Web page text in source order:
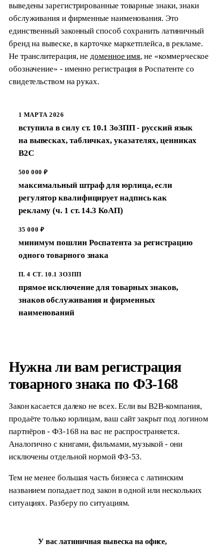
выведены зарегистрированные товарные знаки, знаки
обслуживания и фирменные наименования. Это
единственный законный способ сохранить латиничный
бренд на вывеске, в карточке маркетплейса, в рекламе.
Не транслитерация, не доменное имя, не «коммерческое
обозначение» - именно регистрация в Роспатенте со
свидетельством на руках.
1 МАРТА 2026
вступила в силу ст. 10.1 ЗоЗПП - русский язык
на вывесках, табличках, указателях, ценниках
B2C
500 000 ₽
максимальный штраф для юрлица, если
регулятор квалифицирует надпись как
рекламу (ч. 1 ст. 14.3 КоАП)
35 000 ₽
минимум пошлин Роспатента за регистрацию
одного товарного знака
П. 4 СТ. 10.1 ЗОЗПП
прямое исключение для товарных знаков,
знаков обслуживания и фирменных
наименований
Нужна ли вам регистрация
товарного знака по ФЗ-168
Закон касается далеко не всех. Если вы B2B-компания,
продаёте только юрлицам, ваш сайт закрыт под логином
партнёров - ФЗ-168 на вас не распространяется.
Аналогично с книгами, фильмами, музыкой - они
исключены отдельной нормой ФЗ-53.
Тем не менее большая часть бизнеса с латинским
названием попадает под закон в одной или нескольких
ситуациях. Разберу по ситуациям.
У вас латиничная вывеска на офисе,